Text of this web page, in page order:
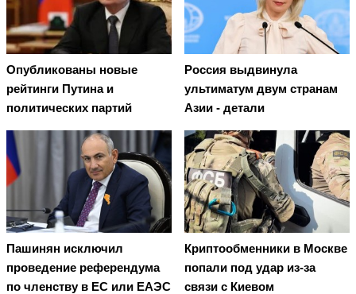
Опубликованы новые
рейтинги Путина и
политических партий
Россия выдвинула
ультиматум двум странам
Азии - детали
Пашинян исключил
проведение референдума
по членству в ЕС или ЕАЭС
Криптообменники в Москве
попали под удар из-за
связи с Киевом